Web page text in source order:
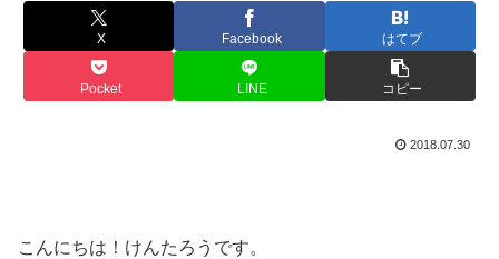
X Facebook はてブ
Pocket LINE コピー
2018.07.30
こんにちは！けんたろうです。